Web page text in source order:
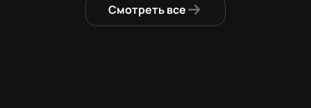
Смотреть все